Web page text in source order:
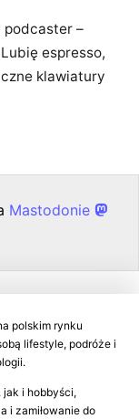
podcaster –
espresso,
klawiatury
Mastodonie
polskim rynku
lifestyle, podróże i
i hobbyści,
i zamiłowanie do